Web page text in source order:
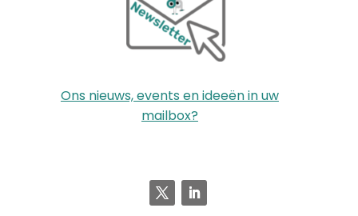
Ons nieuws, events en ideeën in uw
mailbox?